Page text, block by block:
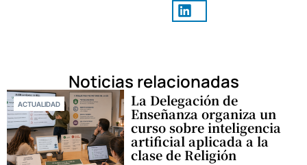
Noticias relacionadas
ACTUALIDAD La Delegación de
Enseñanza organiza un
curso sobre inteligencia
artificial aplicada a la
clase de Religión